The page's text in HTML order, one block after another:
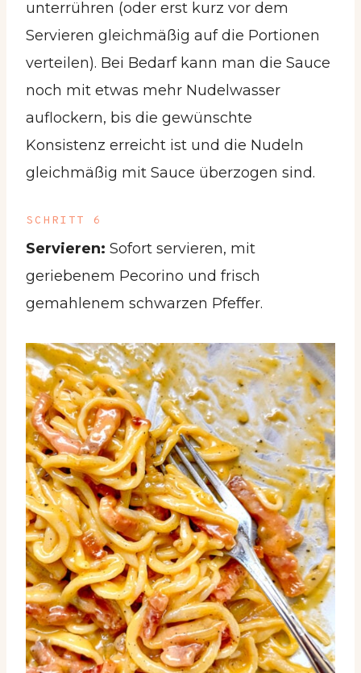
unterrühren (oder erst kurz vor dem
Servieren gleichmäßig auf die Portionen
verteilen). Bei Bedarf kann man die Sauce
noch mit etwas mehr Nudelwasser
auflockern, bis die gewünschte
Konsistenz erreicht ist und die Nudeln
gleichmäßig mit Sauce überzogen sind.
SCHRITT 6
Servieren: Sofort servieren, mit
geriebenem Pecorino und frisch
gemahlenem schwarzen Pfeffer.